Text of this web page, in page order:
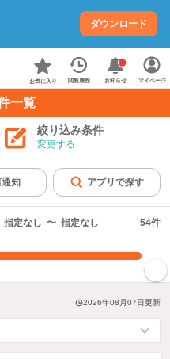
ダウンロード
お気に入り 閲覧履歴 お知らせ マイページ
一覧
絞り込み条件
変更する
知 アプリで探す
指定なし 〜 指定なし 54件
2026年08月07日更新